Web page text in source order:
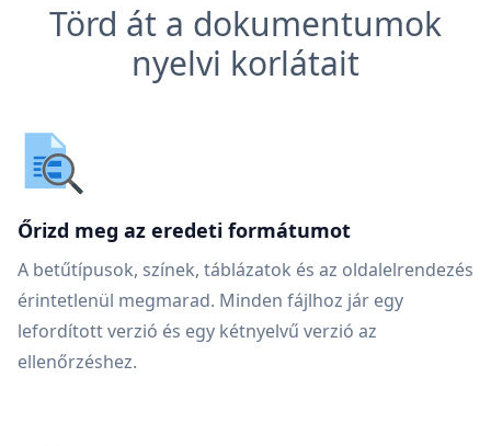
Törd át a dokumentumok
nyelvi korlátait
Őrizd meg az eredeti formátumot
A betűtípusok, színek, táblázatok és az oldalelrendezés
érintetlenül megmarad. Minden fájlhoz jár egy
lefordított verzió és egy kétnyelvű verzió az
ellenőrzéshez.